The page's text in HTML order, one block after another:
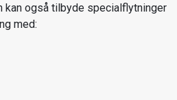
kan også tilbyde specialflytninger
med: